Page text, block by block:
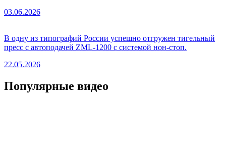
03.06.2026
В одну из типографий России успешно отгружен тигельный
пресс с автоподачей ZML-1200 с системой нон-стоп.
22.05.2026
Популярные видео